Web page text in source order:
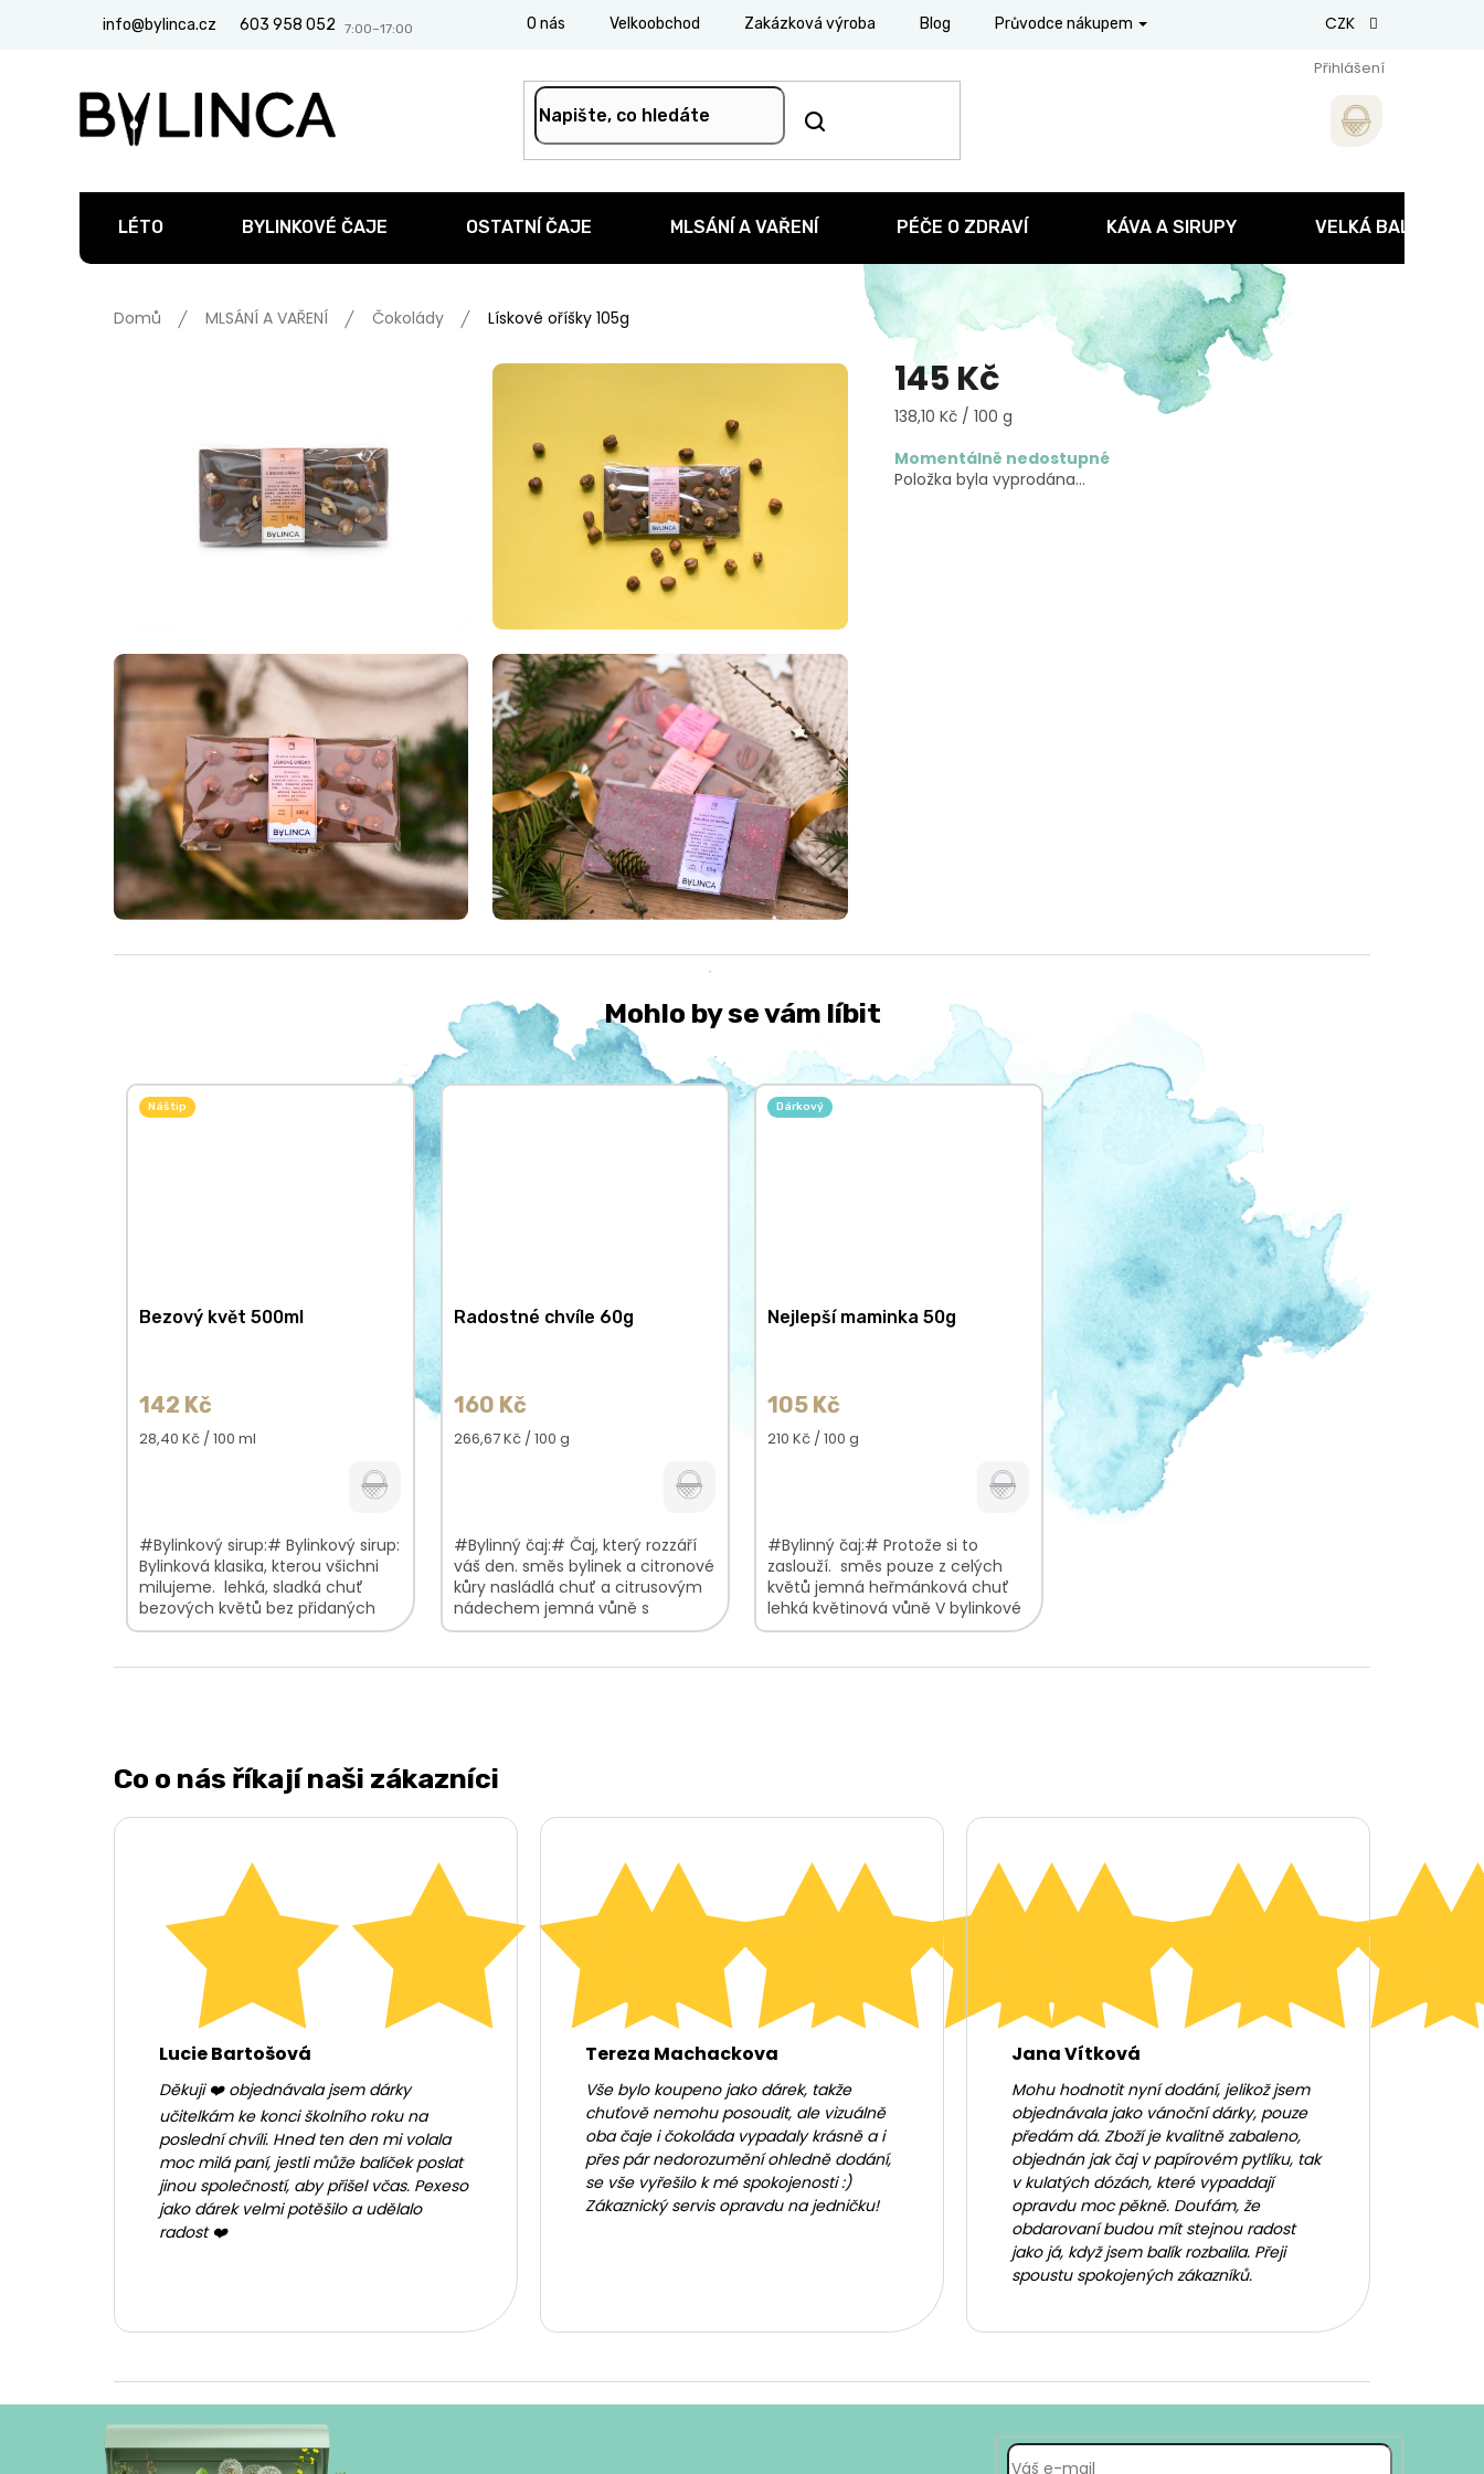
603 958 052
info@bylinca.cz O nás Velkoobchod Zakázková výroba Blog Průvodce nákupem CZK
Přihlášení
LÉTO BYLINKOVÉ ČAJE OSTATNÍ ČAJE MLSÁNÍ A VAŘENÍ PÉČE O ZDRAVÍ KÁVA A SIRUPY VELKÁ BALENÍ
Domů MLSÁNÍ A VAŘENÍ Čokolády Lískové oříšky 105g
145 Kč
Měrná
138,10 Kč / 100 g
Momentálně nedostupné
Položka byla vyprodána…
Mohlo by se vám líbit
Náš tip
Bezový květ 500ml
142 Kč
Měrná
28,40 Kč / 100 ml
#Bylinkový sirup:# Bylinkový sirup:
Bylinková klasika, kterou všichni
milujeme. lehká, sladká chuť
bezových květů bez přidaných
konzervantů, umělých sladidel,...
Radostné chvíle 60g
160 Kč
Měrná
266,67 Kč / 100 g
#Bylinný čaj:# Čaj, který rozzáří
váš den. směs bylinek a citronové
kůry nasládlá chuť a citrusovým
nádechem jemná vůně s
květinovými tóny V bylinkové
Dárkový
Nejlepší maminka 50g
105 Kč
Měrná
210 Kč / 100 g
#Bylinný čaj:# Protože si to
zaslouží. směs pouze z celých
květů jemná heřmánková chuť
lehká květinová vůně V bylinkové
směsi najdete: Heřmánekkvět...
Co o nás říkají naši zákazníci
Lucie Bartošová
Děkuji ❤️ objednávala jsem dárky
učitelkám ke konci školního roku na
poslední chvíli. Hned ten den mi volala
moc milá paní, jestli může balíček poslat
jinou společností, aby přišel včas. Pexeso
jako dárek velmi potěšilo a udělalo
radost ❤️
Tereza Machackova
Vše bylo koupeno jako dárek, takže
chuťově nemohu posoudit, ale vizuálně
oba čaje i čokoláda vypadaly krásně a i
přes pár nedorozumění ohledně dodání,
se vše vyřešilo k mé spokojenosti :)
Zákaznický servis opravdu na jedničku!
Jana Vítková
Mohu hodnotit nyní dodání, jelikož jsem
objednávala jako vánoční dárky, pouze
předám dá. Zboží je kvalitně zabaleno,
objednán jak čaj v papírovém pytlíku, tak
v kulatých dózách, které vypaddají
opravdu moc pěkně. Doufám, že
obdarovaní budou mít stejnou radost
jako já, když jsem balík rozbalila. Přeji
spoustu spokojených zákazníků.